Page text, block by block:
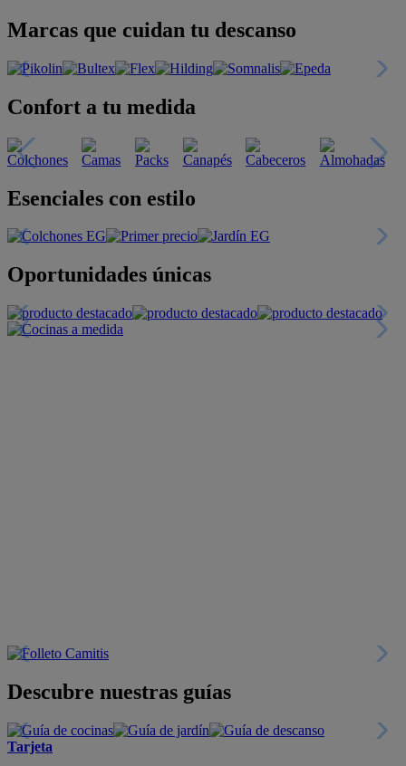
Marcas que cuidan tu descanso
Confort a tu medida
Esenciales con estilo
Oportunidades únicas
Descubre nuestras guías
Tarjeta